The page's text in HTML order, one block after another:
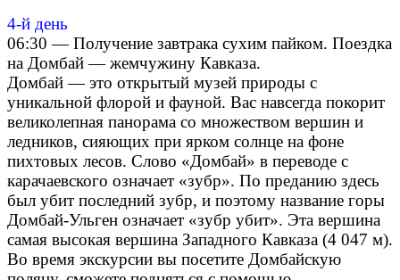
4-й день
06:30 — Получение завтрака сухим пайком. Поездка
на Домбай — жемчужину Кавказа.
Домбай — это открытый музей природы с
уникальной флорой и фауной. Вас навсегда покорит
великолепная панорама со множеством вершин и
ледников, сияющих при ярком солнце на фоне
пихтовых лесов. Слово «Домбай» в переводе с
карачаевского означает «зубр». По преданию здесь
был убит последний зубр, и поэтому название горы
Домбай-Ульген означает «зубр убит». Эта вершина
самая высокая вершина Западного Кавказа (4 047 м).
Во время экскурсии вы посетите Домбайскую